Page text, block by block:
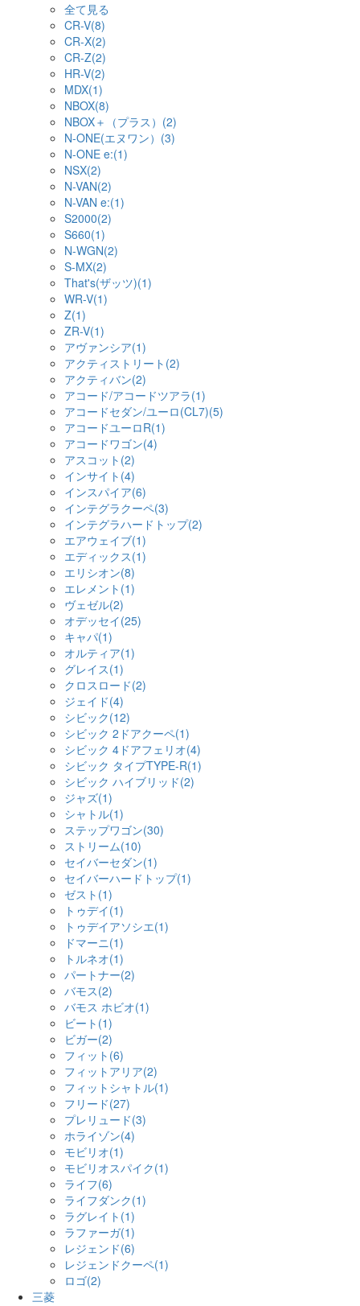
全て見る
CR-V(8)
CR-X(2)
CR-Z(2)
HR-V(2)
MDX(1)
NBOX(8)
NBOX＋（プラス）(2)
N-ONE(エヌワン）(3)
N-ONE e:(1)
NSX(2)
N-VAN(2)
N-VAN e:(1)
S2000(2)
S660(1)
N-WGN(2)
S-MX(2)
That's(ザッツ)(1)
WR-V(1)
Z(1)
ZR-V(1)
アヴァンシア(1)
アクティストリート(2)
アクティバン(2)
アコード/アコードツアラ(1)
アコードセダン/ユーロ(CL7)(5)
アコードユーロR(1)
アコードワゴン(4)
アスコット(2)
インサイト(4)
インスパイア(6)
インテグラクーペ(3)
インテグラハードトップ(2)
エアウェイブ(1)
エディックス(1)
エリシオン(8)
エレメント(1)
ヴェゼル(2)
オデッセイ(25)
キャパ(1)
オルティア(1)
グレイス(1)
クロスロード(2)
ジェイド(4)
シビック(12)
シビック 2ドアクーペ(1)
シビック 4ドアフェリオ(4)
シビック タイプTYPE-R(1)
シビック ハイブリッド(2)
ジャズ(1)
シャトル(1)
ステップワゴン(30)
ストリーム(10)
セイバーセダン(1)
セイバーハードトップ(1)
ゼスト(1)
トゥデイ(1)
トゥデイアソシエ(1)
ドマーニ(1)
トルネオ(1)
パートナー(2)
バモス(2)
バモス ホビオ(1)
ビート(1)
ビガー(2)
フィット(6)
フィットアリア(2)
フィットシャトル(1)
フリード(27)
プレリュード(3)
ホライゾン(4)
モビリオ(1)
モビリオスパイク(1)
ライフ(6)
ライフダンク(1)
ラグレイト(1)
ラファーガ(1)
レジェンド(6)
レジェンドクーペ(1)
ロゴ(2)
三菱